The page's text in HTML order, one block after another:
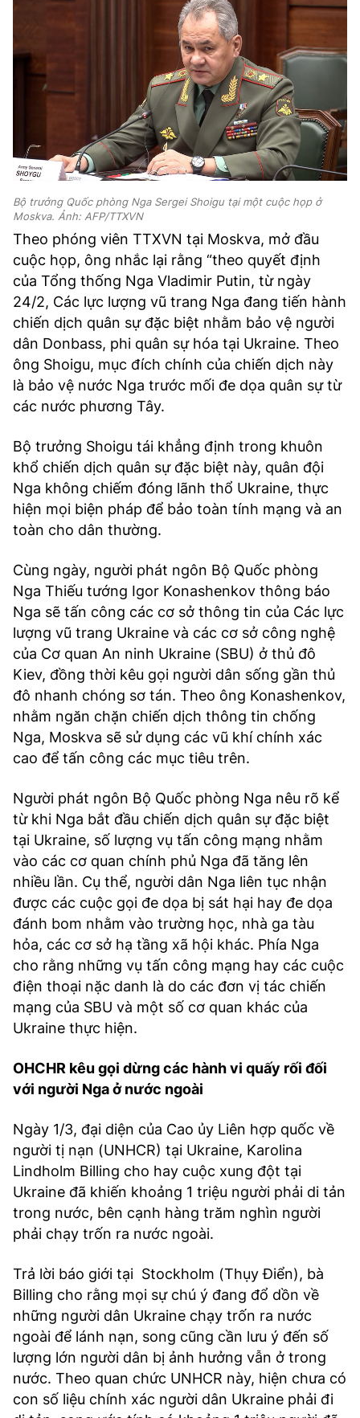
Bộ trưởng Quốc phòng Nga Sergei Shoigu tại một cuộc họp ở
Moskva. Ảnh: AFP/TTXVN
Theo phóng viên TTXVN tại Moskva, mở đầu
cuộc họp, ông nhắc lại rằng “theo quyết định
của Tổng thống Nga Vladimir Putin, từ ngày
24/2, Các lực lượng vũ trang Nga đang tiến hành
chiến dịch quân sự đặc biệt nhằm bảo vệ người
dân Donbass, phi quân sự hóa tại Ukraine. Theo
ông Shoigu, mục đích chính của chiến dịch này
là bảo vệ nước Nga trước mối đe dọa quân sự từ
các nước phương Tây.
Bộ trưởng Shoigu tái khẳng định trong khuôn
khổ chiến dịch quân sự đặc biệt này, quân đội
Nga không chiếm đóng lãnh thổ Ukraine, thực
hiện mọi biện pháp để bảo toàn tính mạng và an
toàn cho dân thường.
Cùng ngày, người phát ngôn Bộ Quốc phòng
Nga Thiếu tướng Igor Konashenkov thông báo
Nga sẽ tấn công các cơ sở thông tin của Các lực
lượng vũ trang Ukraine và các cơ sở công nghệ
của Cơ quan An ninh Ukraine (SBU) ở thủ đô
Kiev, đồng thời kêu gọi người dân sống gần thủ
đô nhanh chóng sơ tán. Theo ông Konashenkov,
nhằm ngăn chặn chiến dịch thông tin chống
Nga, Moskva sẽ sử dụng các vũ khí chính xác
cao để tấn công các mục tiêu trên.
Người phát ngôn Bộ Quốc phòng Nga nêu rõ kể
từ khi Nga bắt đầu chiến dịch quân sự đặc biệt
tại Ukraine, số lượng vụ tấn công mạng nhằm
vào các cơ quan chính phủ Nga đã tăng lên
nhiều lần. Cụ thể, người dân Nga liên tục nhận
được các cuộc gọi đe dọa bị sát hại hay đe dọa
đánh bom nhằm vào trường học, nhà ga tàu
hỏa, các cơ sở hạ tầng xã hội khác. Phía Nga
cho rằng những vụ tấn công mạng hay các cuộc
điện thoại nặc danh là do các đơn vị tác chiến
mạng của SBU và một số cơ quan khác của
Ukraine thực hiện.
OHCHR kêu gọi dừng các hành vi quấy rối đối
với người Nga ở nước ngoài
Ngày 1/3, đại diện của Cao ủy Liên hợp quốc về
người tị nạn (UNHCR) tại Ukraine, Karolina
Lindholm Billing cho hay cuộc xung đột tại
Ukraine đã khiến khoảng 1 triệu người phải di tản
trong nước, bên cạnh hàng trăm nghìn người
phải chạy trốn ra nước ngoài.
Trả lời báo giới tại Stockholm (Thụy Điển), bà
Billing cho rằng mọi sự chú ý đang đổ dồn về
những người dân Ukraine chạy trốn ra nước
ngoài để lánh nạn, song cũng cần lưu ý đến số
lượng lớn người dân bị ảnh hưởng vẫn ở trong
nước. Theo quan chức UNHCR này, hiện chưa có
con số liệu chính xác người dân Ukraine phải đi